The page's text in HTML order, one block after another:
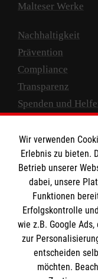
Malteser Werke
Nachhaltigkeit
Prävention
Compliance
Transparenz
Spenden und
Empfänger:
IBAN: DE10 3706
BIC: GENODED
Wir verwenden
Erlebnis zu bieten.
Betrieb unserer
dabei, unsere
Funktionen
Erfolgskontrolle
wie z.B. Google
zur
entscheiden
möchten.